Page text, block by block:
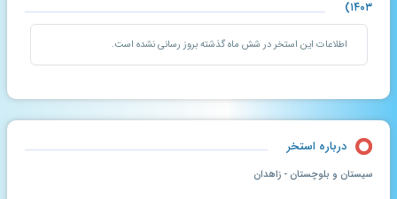
۱۴۰۳)
اطلاعات این استخر در شش ماه گذشته بروز رسانی نشده است.
درباره استخر
سیستان و بلوچستان - زاهدان